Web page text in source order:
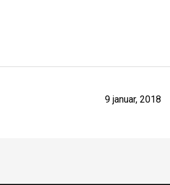
9 januar, 2018